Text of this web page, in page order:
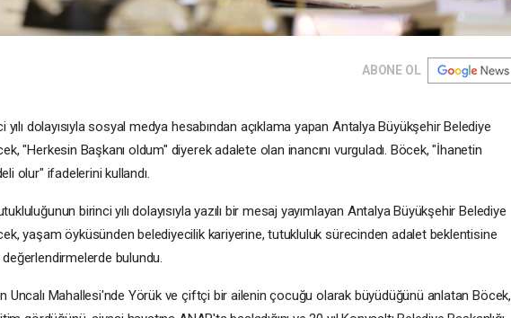
ABONE OL
dolayısıyla sosyal medya hesabından açıklama yapan Antalya Büyükşehir Belediye
"Herkesin Başkanı oldum" diyerek adalete olan inancını vurguladı. Böcek, "İhanetin
olur" ifadelerini kullandı.
birinci yılı dolayısıyla yazılı bir mesaj yayımlayan Antalya Büyükşehir Belediye
yaşam öyküsünden belediyecilik kariyerine, tutukluluk sürecinden adalet beklentisine
bulundu.
Uncalı Mahallesi'nde Yörük ve çiftçi bir ailenin çocuğu olarak büyüdüğünü anlatan Böcek,